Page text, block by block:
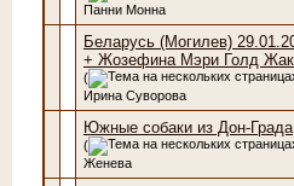
Панни Монна
Беларусь (Могилев)
+ Жозефина Мэри Голд
(
Ирина Суворова
Южные собаки из Дон-Града
(
Женева